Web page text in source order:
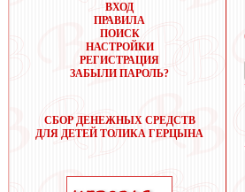
ВХОД
ПРАВИЛА
ПОИСК
НАСТРОЙКИ
РЕГИСТРАЦИЯ
ЗАБЫЛИ ПАРОЛЬ?
СБОР ДЕНЕЖНЫХ СРЕДСТВ
ДЛЯ ДЕТЕЙ ТОЛИКА ГЕРЦЫНА